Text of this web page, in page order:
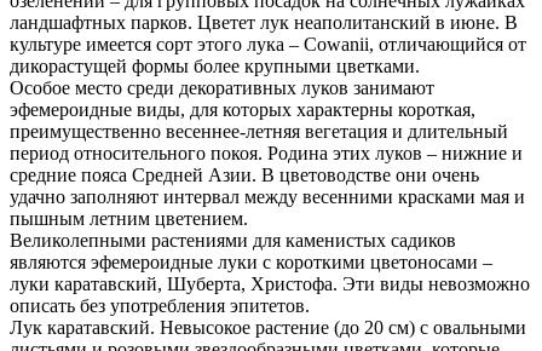
ландшафтных парков. Цветет лук неаполитанский в июне. В
культуре имеется сорт этого лука – Cowanii, отличающийся от
дикорастущей формы более крупными цветками.
Особое место среди декоративных луков занимают
эфемероидные виды, для которых характерны короткая,
преимущественно весеннее-летняя вегетация и длительный
период относительного покоя. Родина этих луков – нижние и
средние пояса Средней Азии. В цветоводстве они очень
удачно заполняют интервал между весенними красками мая и
пышным летним цветением.
Великолепными растениями для каменистых садиков
являются эфемероидные луки с короткими цветоносами –
луки каратавский, Шуберта, Христофа. Эти виды невозможно
описать без употребления эпитетов.
Лук каратавский. Невысокое растение (до 20 см) с овальными